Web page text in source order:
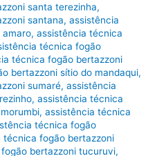
santa terezinha,
santana,assistência
amaro,assistência técnica
técnica fogão
técnica fogão bertazzoni
bertazzoni sítio do mandaqui,
sumaré,assistência
,assistência técnica
,assistência técnica
técnica fogão
técnica fogão bertazzoni
bertazzoni tucuruvi,